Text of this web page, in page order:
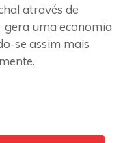
através de
uma economia
se assim mais